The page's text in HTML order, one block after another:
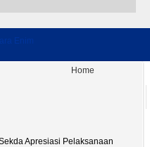
Home
Apresiasi Pelaksanaan